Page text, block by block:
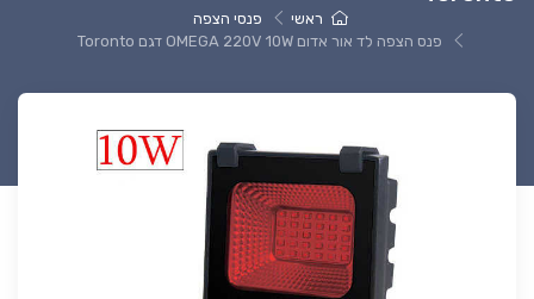
ראשי
פנסי הצפה
פנס הצפה לד אור אדום OMEGA 220V 10W דגם Toronto